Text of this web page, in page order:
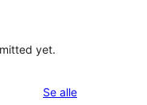
yet.
Se alleomtalene